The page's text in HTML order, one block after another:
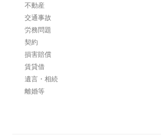
不動産
交通事故
労務問題
契約
損害賠償
賃貸借
遺言・相続
離婚等